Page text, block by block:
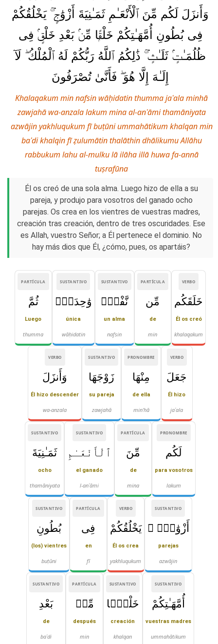
وَأَنزَلَ لَكُم مِّنَ ٱلْأَنْعَـٰمِ ثَمَـٰنِيَةَ أَزْوَٰجٍۢ ۚ يَخْلُقُكُمْ
فِى بُطُونِ أُمَّهَـٰتِكُمْ خَلْقًۭا مِّنۢ بَعْدِ خَلْقٍۢ فِى
ظُلُمَـٰتٍۢ ثَلَـٰثٍۢ ۚ ذَٰلِكُمُ ٱللَّهُ رَبُّكُمْ لَهُ ٱلْمُلْكُ ۖ لَآ
إِلَـٰهَ إِلَّا هُوَ ۖ فَأَنَّىٰ تُصْرَفُونَ
Khalaqakum min nafsin wāḥidatin thumma jaʿala minhā
zawjahā wa-anzala lakum mina al-anʿāmi thamāniyata
azwājin yakhluqukum fī buṭūni ummahātikum khalqan min
baʿdi khalqin fī ẓulumātin thalāthin dhālikumu Allāhu
rabbukum lahu al-mulku lā ilāha illā huwa fa-annā
tuṣrafūna
Él os creó de una sola alma. Luego hizo de ella a su
pareja, y produjo para vosotros del ganado ocho
parejas. Os crea en los vientres de vuestras madres,
creación tras creación, dentro de tres oscuridades. Ese
es Allah, vuestro Señor; a Él pertenece el dominio. No
hay más dios que Él, ¿cómo, pues, os apartáis?
VERBO
خَلَقَكُم
Él os creó
khalaqakum
PARTÍCULA
مِّن
de
min
SUSTANTIVO
نَّفْسٍۢ
un alma
nafsin
SUSTANTIVO
وَٰحِدَةٍۢ
única
wāḥidatin
PARTÍCULA
ثُمَّ
Luego
thumma
VERBO
جَعَلَ
Él hizo
jaʿala
PRONOMBRE
مِنْهَا
de ella
min'hā
SUSTANTIVO
زَوْجَهَا
su pareja
zawjahā
VERBO
وَأَنزَلَ
Él hizo descender
wa-anzala
PRONOMBRE
لَكُم
para vosotros
lakum
PARTÍCULA
مِّنَ
de
mina
SUSTANTIVO
ٱلْأَنْعَـٰمِ
el ganado
l-anʿāmi
SUSTANTIVO
ثَمَـٰنِيَةَ
ocho
thamāniyata
SUSTANTIVO
أَزْوَٰجٍۢ ۚ
parejas
azwājin
VERBO
يَخْلُقُكُمْ
Él os crea
yakhluqukum
PARTÍCULA
فِى
en
fī
SUSTANTIVO
بُطُونِ
(los) vientres
buṭūni
SUSTANTIVO
أُمَّهَـٰتِكُمْ
vuestras madres
ummahātikum
SUSTANTIVO
خَلْقًۭا
creación
khalqan
PARTÍCULA
مِّنۢ
después
min
SUSTANTIVO
بَعْدِ
de
baʿdi